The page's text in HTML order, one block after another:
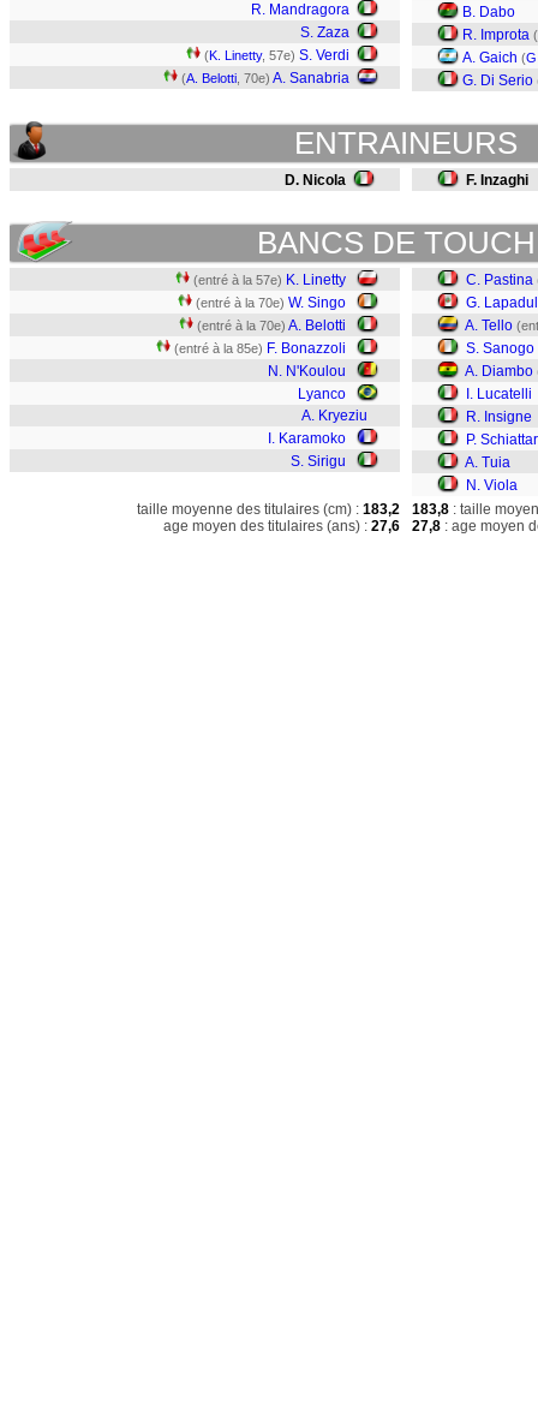
R. Mandragora
S. Zaza
(K. Linetty, 57e) S. Verdi
(A. Belotti , 70e) A. Sanabria
B. Dabo
R. Improta (
A. Gaich (
G. Di Serio
ENTRAINEURS
D. Nicola F. Inzaghi
BANCS DE
(entré à la 57e) K. Linetty
(entré à la 70e) W. Singo
(entré à la 70e) A. Belotti
(entré à la 85e) F. Bonazzoli
N. N'Koulou
Lyanco
A. Kryeziu
I. Karamoko
S. Sirigu
C. Pastina
G.
A. Tello
S. Sanogo
A. Diambo
I. Lucatelli
R. Insigne
P.
A. Tuia
N. Viola
taille moyenne des titulaires (cm) : 183,2
age moyen des titulaires (ans) : 27,6
183,8 : taille
27,8 : age moyen